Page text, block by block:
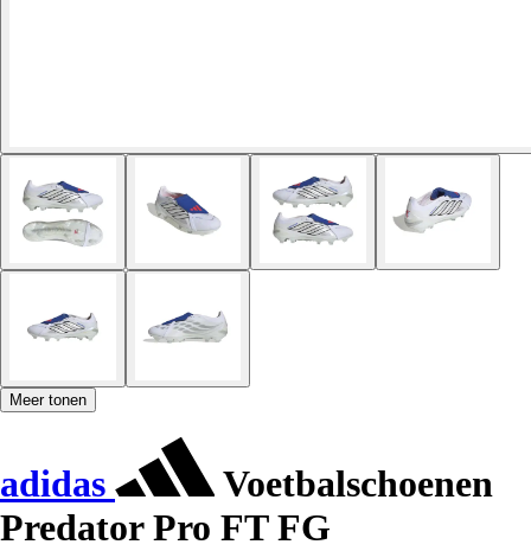
Meer tonen
adidas
Voetbalschoenen
Predator Pro FT FG